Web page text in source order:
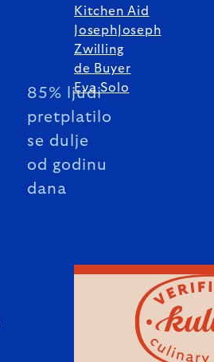
85% ljudi
pretplatilo
se dulje
od godinu
dana
Kitchen Aid
JosephJoseph
Zwilling
de Buyer
Eva Solo